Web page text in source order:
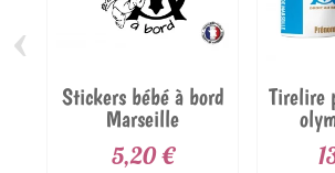
Stickers bébé à bord
Marseille
5,20 €
Tirelire
‹